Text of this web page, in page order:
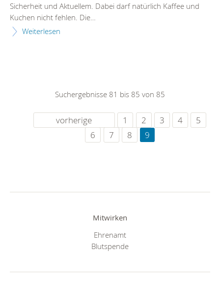
Sicherheit und Aktuellem. Dabei darf natürlich Kaffee und
Kuchen nicht fehlen. Die…
Weiterlesen
Suchergebnisse 81 bis 85 von 85
vorherige 1 2 3 4
5
6
7 8 9
Mitwirken
Ehrenamt
Blutspende